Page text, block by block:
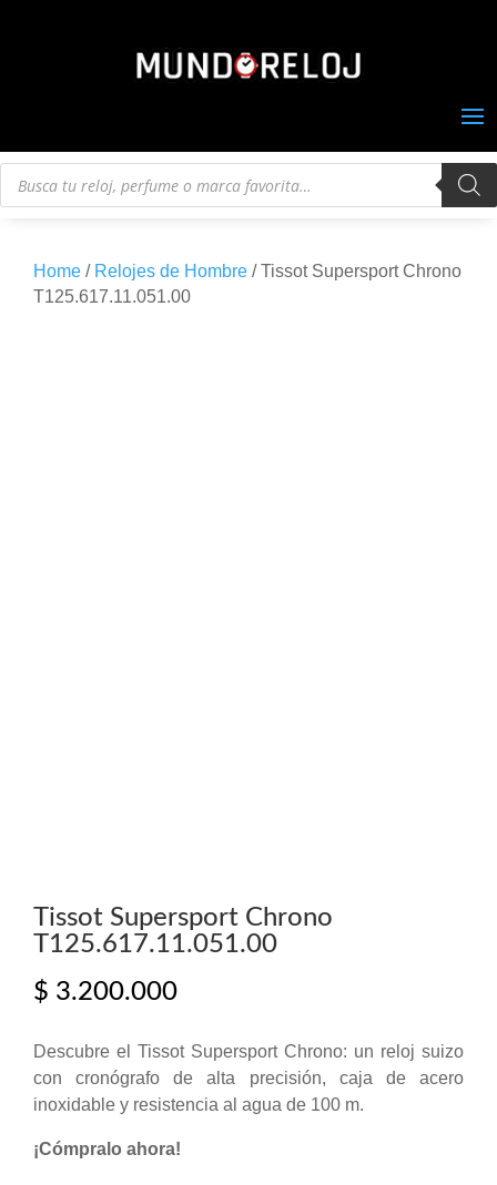
Búsqueda
Home / Relojes de Hombre / Tissot Supersport Chrono
T125.617.11.051.00
Tissot Supersport Chrono
T125.617.11.051.00
$ 3.200.000
Descubre el Tissot Supersport Chrono: un reloj suizo
con cronógrafo de alta precisión, caja de acero
inoxidable y resistencia al agua de 100 m.
¡Cómpralo ahora!